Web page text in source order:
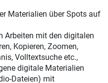
Materialien über Spots auf
Arbeiten mit den digitalen
Kopieren, Zoomen,
Volltextsuche etc.,
digitale Materialien
Dateien) mit